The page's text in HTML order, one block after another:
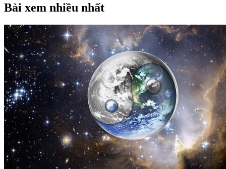
Bài xem nhiều nhất